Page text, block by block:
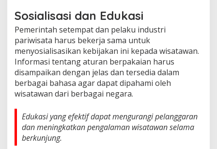
Sosialisasi dan Edukasi
Pemerintah setempat dan pelaku industri
pariwisata harus bekerja sama untuk
menyosialisasikan kebijakan ini kepada wisatawan.
Informasi tentang aturan berpakaian harus
disampaikan dengan jelas dan tersedia dalam
berbagai bahasa agar dapat dipahami oleh
wisatawan dari berbagai negara.
Edukasi yang efektif dapat mengurangi pelanggaran
dan meningkatkan pengalaman wisatawan selama
berkunjung.